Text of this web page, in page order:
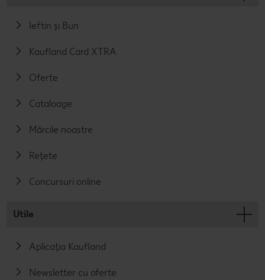
Ieftin și Bun
Kaufland Card XTRA
Oferte
Cataloage
Mărcile noastre
Rețete
Concursuri online
Utile
Aplicația Kaufland
Newsletter cu oferte